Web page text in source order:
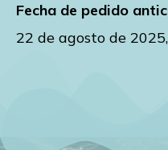
Fecha de pedido
22 de agosto de